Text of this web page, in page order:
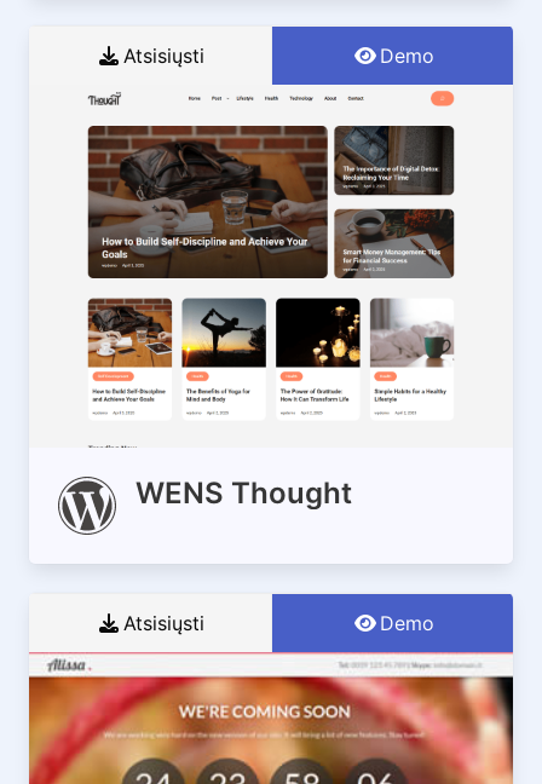
Atsisiųsti Demo
WENS Thought
Atsisiųsti Demo